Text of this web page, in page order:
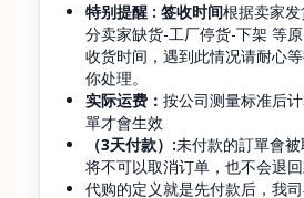
特别提醒 : 签收时间根据卖家
分卖家缺货-工厂停货-下架 等
收货时间，遇到此情况请耐心
你处理。
实际运费： 按公司测量标准后
單才會生效
（3天付款）:未付款的訂單會
将不可以取消订单，也不会退
代购的定义就是先付款后，我